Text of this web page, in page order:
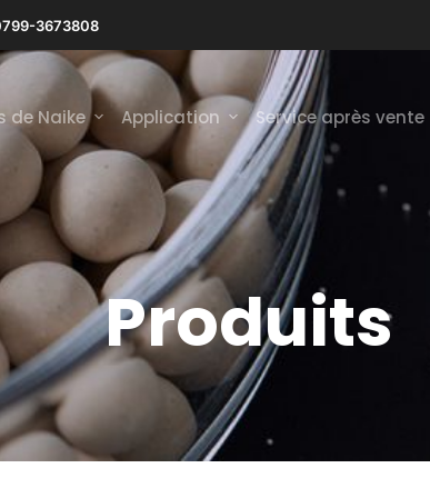
3673808
de Naike Application Service après vente
Produits